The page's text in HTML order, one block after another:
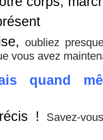
oubliez
vous avez
quand
!
Savez-